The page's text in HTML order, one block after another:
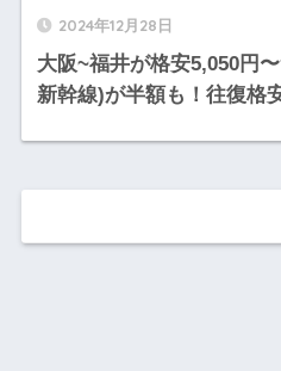
2024年12月28日
大阪~福井が格安5,050円
新幹線)が半額も！往復格